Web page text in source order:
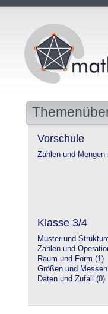
Vorschule
Zählen und Mengen
Klasse 3/4
Muster und
Zahlen und
Raum und Form (1)
Größen und
Daten und Zufall (0)